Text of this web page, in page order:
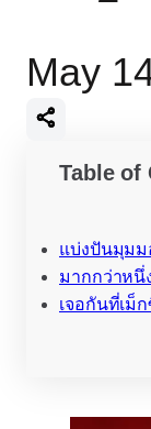
May
Table of
แบ่งปันมุมม
มากกว่าหนึ่
เจอกันที่เม็